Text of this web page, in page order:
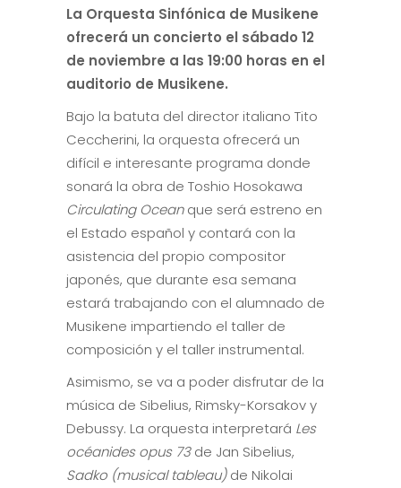
La Orquesta Sinfónica de Musikene
ofrecerá un concierto el sábado 12
de noviembre a las 19:00 horas en el
auditorio de Musikene.
Bajo la batuta del director italiano Tito
Ceccherini, la orquesta ofrecerá un
difícil e interesante programa donde
sonará la obra de Toshio Hosokawa
Circulating Oceanque será estreno en
el Estado español y contará con la
asistencia del propio compositor
japonés, que durante esa semana
estará trabajando con el alumnado de
Musikene impartiendo el taller de
composición y el taller instrumental.
Asimismo, se va a poder disfrutar de la
música de Sibelius, Rimsky-Korsakov y
Debussy. La orquesta interpretará Les
océanides opus 73de Jan Sibelius,
Sadko (musical tableau)de Nikolai